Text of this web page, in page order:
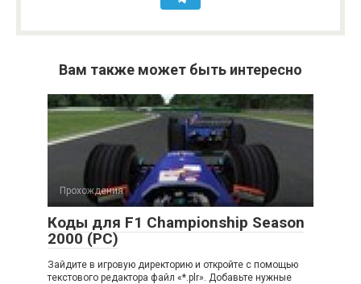
Вам также может быть интересно
Прохождения
Коды для F1 Championship Season
2000 (PC)
Зайдите в игровую директорию и откройте с помощью
текстового редактора файл «*.plr». Добавьте нужные